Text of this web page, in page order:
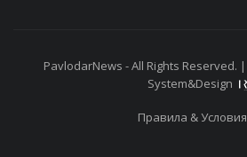
PavlodarNews - All Rights Reserved. |
System&Design
Правила & Условия